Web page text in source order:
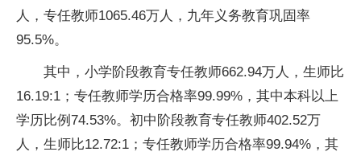
人，专任教师1065.46万人，九年义务教育巩固率
95.5%。
其中，小学阶段教育专任教师662.94万人，生师比
16.19:1；专任教师学历合格率99.99%，其中本科以上
学历比例74.53%。初中阶段教育专任教师402.52万
人，生师比12.72:1；专任教师学历合格率99.94%，其